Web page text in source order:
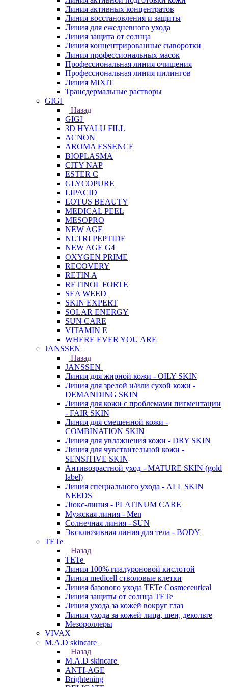
Линия активных концентратов
Линия восстановления и защиты
Линия для ежедневного ухода
Линия защита от солнца
Линия концентрированные сыворотки
Линия профессиональных масок
Профессиональная линия очищения
Профессиональная линия пилингов
Линия MIXIT
Трансдермальные растворы
GIGI
Назад
GIGI
3D HYALU FILL
ACNON
AROMA ESSENCE
BIOPLASMA
CITY NAP
ESTER C
GLYCOPURE
LIPACID
LOTUS BEAUTY
MEDICAL PEEL
MESOPRO
NEW AGE
NUTRI PEPTIDE
NEW AGE G4
OXYGEN PRIME
RECOVERY
RETIN A
RETINOL FORTE
SEA WEED
SKIN EXPERT
SOLAR ENERGY
SUN CARE
VITAMIN E
WHERE EVER YOU ARE
JANSSEN
Назад
JANSSEN
Линия для жирной кожи - OILY SKIN
Линия для зрелой и/или сухой кожи -
DEMANDING SKIN
Линия для кожи с проблемами пигментации
- FAIR SKIN
Линия для смешенной кожи -
COMBINATION SKIN
Линия для увлажнения кожи - DRY SKIN
Линия для чувствительной кожи -
SENSITIVE SKIN
Антивозрастной уход - MATURE SKIN (gold
label)
Линия специального ухода - ALL SKIN
NEEDS
Люкс-линия - PLATINUM CARE
Мужская линия - Men
Солнечная линия - SUN
Эксклюзивная линия для тела - BODY
TETe
Назад
TETe
Линия 100% гиалуроновой кислотой
Линия medicell стволовые клетки
Линия базового ухода TETe Cosmeceutical
Линия защиты от солнца TETe
Линия ухода за кожей вокруг глаз
Линия ухода за кожей лица, шеи, декольте
Мезороллеры
VIVAX
M.A.D skincare
Назад
M.A.D skincare
ANTI-AGE
Brightening